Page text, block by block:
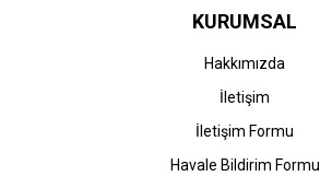
Ürün fiyatı diğer sitelerden daha pahalı.
KURUMSAL
Hakkımızda
İletişim
İletişim Formu
Havale Bildirim Formu